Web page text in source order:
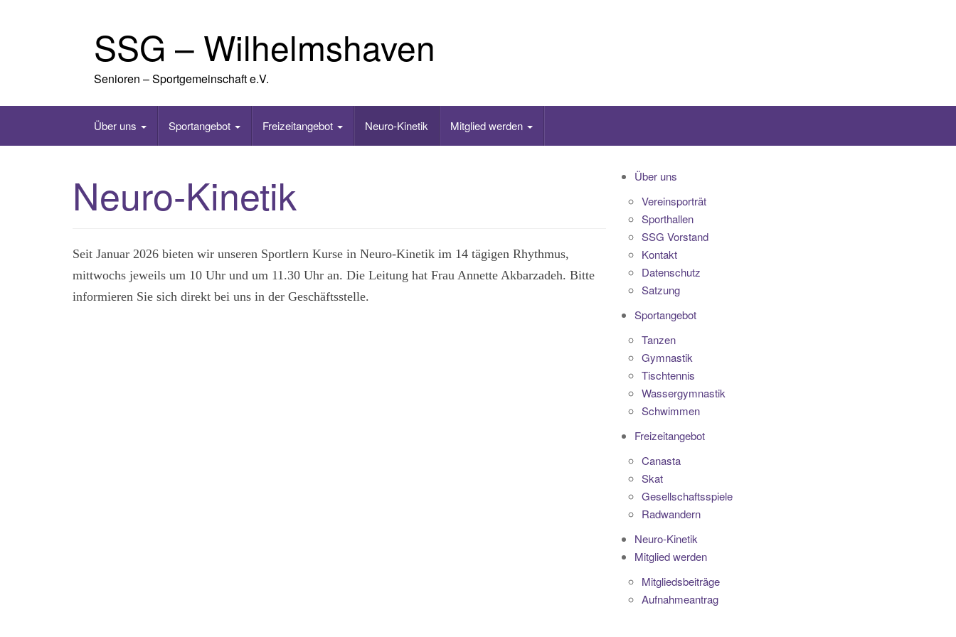
SSG – Wilhelmshaven
Senioren – Sportgemeinschaft e.V.
Über uns Sportangebot Freizeitangebot Neuro-Kinetik Mitglied werden
Neuro-Kinetik
Seit Januar 2026 bieten wir unseren Sportlern Kurse in Neuro-Kinetik im 14 tägigen Rhythmus,
mittwochs jeweils um 10 Uhr und um 11.30 Uhr an. Die Leitung hat Frau Annette Akbarzadeh. Bitte
informieren Sie sich direkt bei uns in der Geschäftsstelle.
Über uns
Vereinsporträt
Sporthallen
SSG Vorstand
Kontakt
Datenschutz
Satzung
Sportangebot
Tanzen
Gymnastik
Tischtennis
Wassergymnastik
Schwimmen
Freizeitangebot
Canasta
Skat
Gesellschaftsspiele
Radwandern
Neuro-Kinetik
Mitglied werden
Mitgliedsbeiträge
Aufnahmeantrag